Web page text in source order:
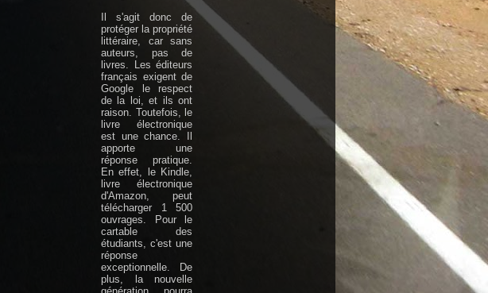
Il s'agit donc de
protéger la propriété
littéraire, car sans
auteurs, pas de
livres. Les éditeurs
français exigent de
Google le respect
de la loi, et ils ont
raison. Toutefois, le
livre électronique
est une chance. Il
apporte une
réponse pratique.
En effet, le Kindle,
livre électronique
d'Amazon, peut
télécharger 1 500
ouvrages. Pour le
cartable des
étudiants, c'est une
réponse
exceptionnelle. De
plus, la nouvelle